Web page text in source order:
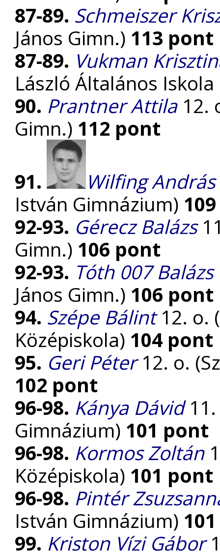
87-89. Schmeiszer
János Gimn.) 113 pont
87-89. Vukman
László Általános
90. Prantner Attila12.
Gimn.) 112 pont
91. Wilfing András
István Gimnázium)
92-93. Gérecz Balázs
Gimn.) 106 pont
92-93. Tóth 007 Balázs
János Gimn.) 106 pont
94. Szépe Bálint12. o.
Középiskola) 104 pont
95. Geri Péter12. o.
102 pont
96-98. Kánya Dávid11.
Gimnázium) 101 pont
96-98. Kormos Zoltán
Középiskola) 101 pont
96-98. Pintér
István Gimnázium)
99. Kriston Vízi Gábor